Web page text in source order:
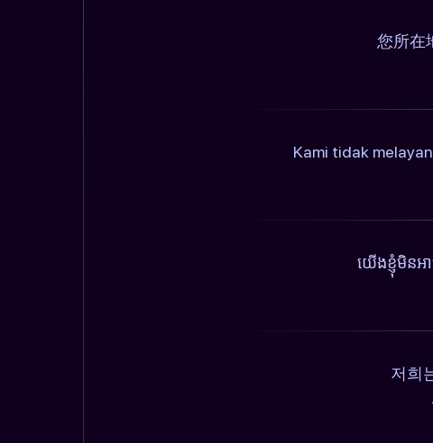
您所在
Kami tidak
យើងខ្ញុំមិន
저희